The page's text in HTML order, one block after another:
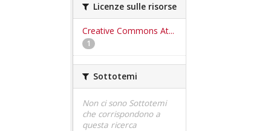
Licenze sulle risorse
Creative Commons At...
1
Sottotemi
Non ci sono Sottotemi
che corrispondono a
questa ricerca